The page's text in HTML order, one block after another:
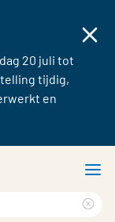
20 juli tot
tijdig,
en